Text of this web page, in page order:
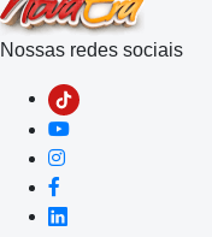
Nossas redes sociais